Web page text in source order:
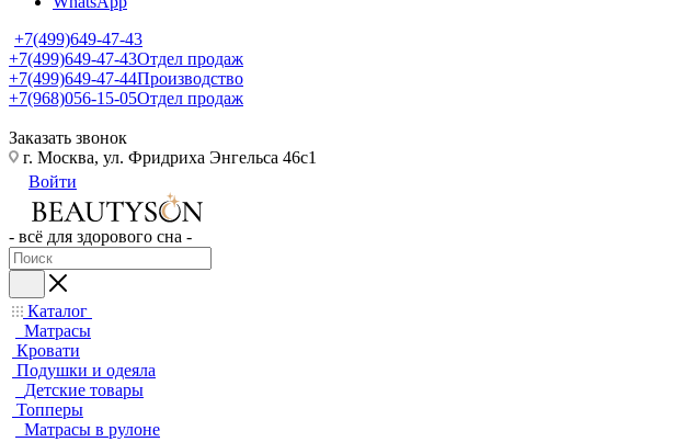
+7(499)649-47-43
+7(499)649-47-43Отдел продаж
+7(499)649-47-44Производство
+7(968)056-15-05Отдел продаж
Заказать звонок
г. Москва, ул. Фридриха Энгельса 46с1
Войти
- всё для здорового сна -
Каталог
Матрасы
Кровати
Подушки и одеяла
Детские товары
Топперы
Матрасы в рулоне